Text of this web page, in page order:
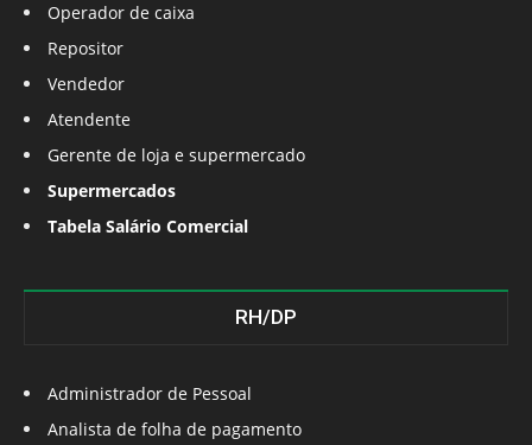
Operador de caixa
Repositor
Vendedor
Atendente
Gerente de loja e supermercado
Supermercados
Tabela Salário Comercial
RH/DP
Administrador de Pessoal
Analista de folha de pagamento